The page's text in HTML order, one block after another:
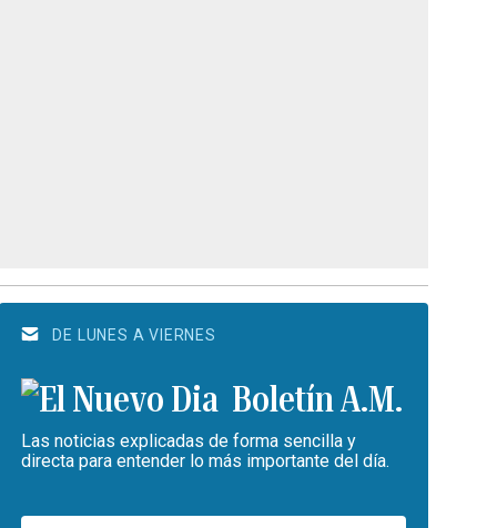
DE LUNES A VIERNES
Boletín A.M.
Las noticias explicadas de forma sencilla y
directa para entender lo más importante del día.